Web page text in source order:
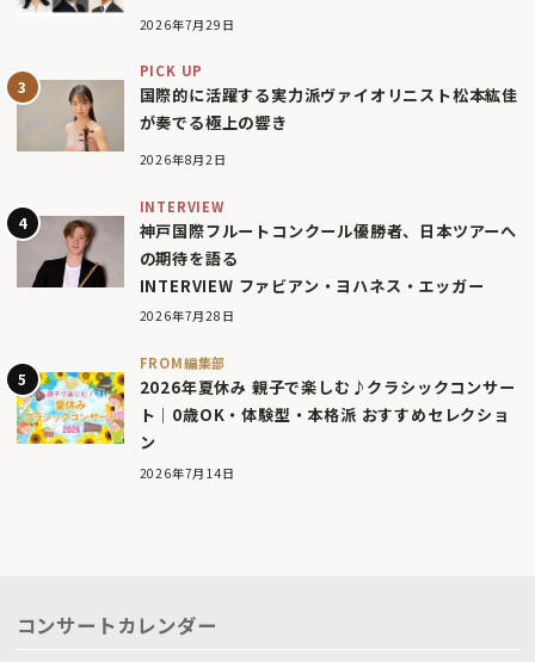
2026年7月29日
PICK UP
国際的に活躍する実力派ヴァイオリニスト松本紘佳
が奏でる極上の響き
2026年8月2日
INTERVIEW
神戸国際フルートコンクール優勝者、日本ツアーへ
の期待を語る
INTERVIEW ファビアン・ヨハネス・エッガー
2026年7月28日
FROM編集部
2026年夏休み 親子で楽しむ♪クラシックコンサー
ト｜0歳OK・体験型・本格派 おすすめセレクショ
ン
2026年7月14日
コンサートカレンダー